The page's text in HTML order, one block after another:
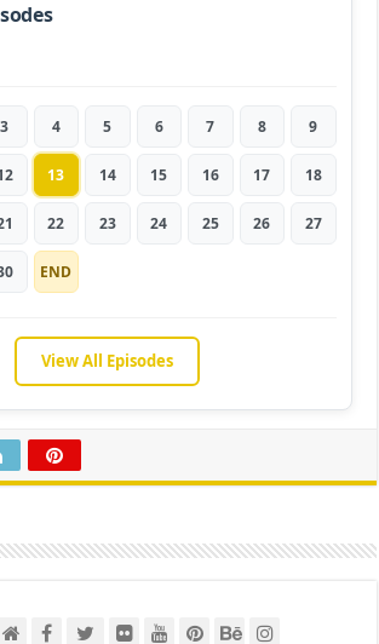
3 4 5 6 7 8 9
13 14 15 16 17 18
22 23 24 25 26 27
END
View All Episodes